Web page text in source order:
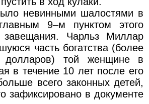
невинными шалостями в
9–м пунктом этого
завещания. Чарльз Миллар
часть богатства (более
долларов) той женщине в
в течение 10 лет после его
всего законных детей,
зафиксировано в документе